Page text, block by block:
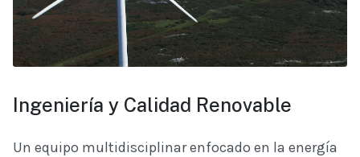
Ingeniería y Calidad Renovable
Un equipo multidisciplinar enfocado en la energía